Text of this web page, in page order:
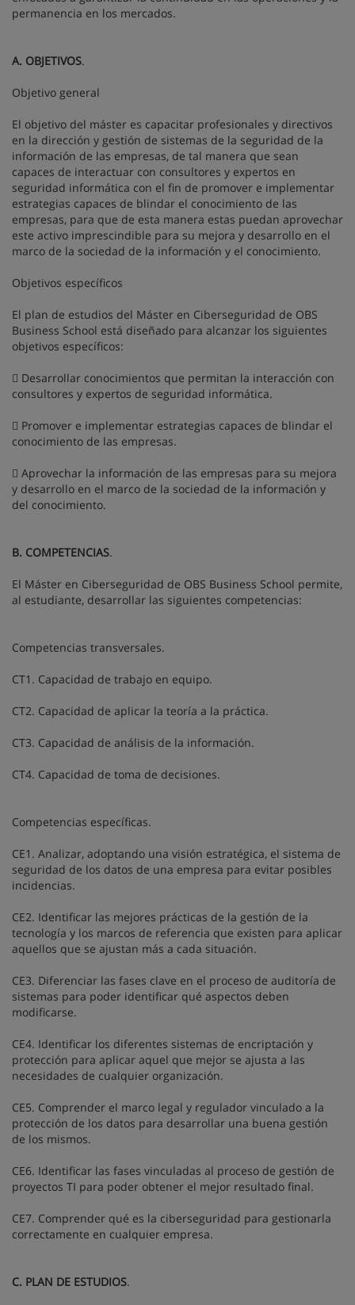
permanencia en los mercados.
A. OBJETIVOS.
Objetivo general
El objetivo del máster es capacitar profesionales y directivos
en la dirección y gestión de sistemas de la seguridad de la
información de las empresas, de tal manera que sean
capaces de interactuar con consultores y expertos en
seguridad informática con el fin de promover e implementar
estrategias capaces de blindar el conocimiento de las
empresas, para que de esta manera estas puedan aprovechar
este activo imprescindible para su mejora y desarrollo en el
marco de la sociedad de la información y el conocimiento.
Objetivos específicos
El plan de estudios del Máster en Ciberseguridad de OBS
Business School está diseñado para alcanzar los siguientes
objetivos específicos:
 Desarrollar conocimientos que permitan la interacción con
consultores y expertos de seguridad informática.
 Promover e implementar estrategias capaces de blindar el
conocimiento de las empresas.
 Aprovechar la información de las empresas para su mejora
y desarrollo en el marco de la sociedad de la información y
del conocimiento.
B. COMPETENCIAS.
El Máster en Ciberseguridad de OBS Business School permite,
al estudiante, desarrollar las siguientes competencias:
Competencias transversales.
CT1. Capacidad de trabajo en equipo.
CT2. Capacidad de aplicar la teoría a la práctica.
CT3. Capacidad de análisis de la información.
CT4. Capacidad de toma de decisiones.
Competencias específicas.
CE1. Analizar, adoptando una visión estratégica, el sistema de
seguridad de los datos de una empresa para evitar posibles
incidencias.
CE2. Identificar las mejores prácticas de la gestión de la
tecnología y los marcos de referencia que existen para aplicar
aquellos que se ajustan más a cada situación.
CE3. Diferenciar las fases clave en el proceso de auditoría de
sistemas para poder identificar qué aspectos deben
modificarse.
CE4. Identificar los diferentes sistemas de encriptación y
protección para aplicar aquel que mejor se ajusta a las
necesidades de cualquier organización.
CE5. Comprender el marco legal y regulador vinculado a la
protección de los datos para desarrollar una buena gestión
de los mismos.
CE6. Identificar las fases vinculadas al proceso de gestión de
proyectos TI para poder obtener el mejor resultado final.
CE7. Comprender qué es la ciberseguridad para gestionarla
correctamente en cualquier empresa.
C. PLAN DE ESTUDIOS.